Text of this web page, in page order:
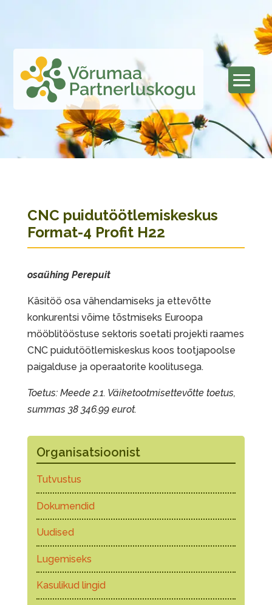
CNC puidutöötlemiskeskus
Format-4 Profit H22
osaühing Perepuit
Käsitöö osa vähendamiseks ja ettevõtte
konkurentsi võime tõstmiseks Euroopa
mööblitööstuse sektoris soetati projekti raames
CNC puidutöötlemiskeskus koos tootjapoolse
paigalduse ja operaatorite koolitusega.
Toetus: Meede 2.1. Väiketootmisettevõtte toetus,
summas 38 346.99 eurot.
Organisatsioonist
Tutvustus
Dokumendid
Uudised
Lugemiseks
Kasulikud lingid